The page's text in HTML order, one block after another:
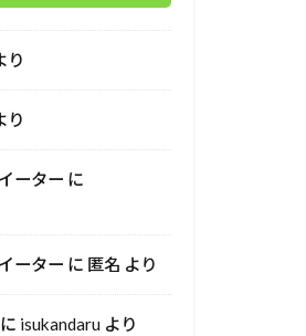
り
り
ーター に
ーター に 匿名 より
に isukandaru より